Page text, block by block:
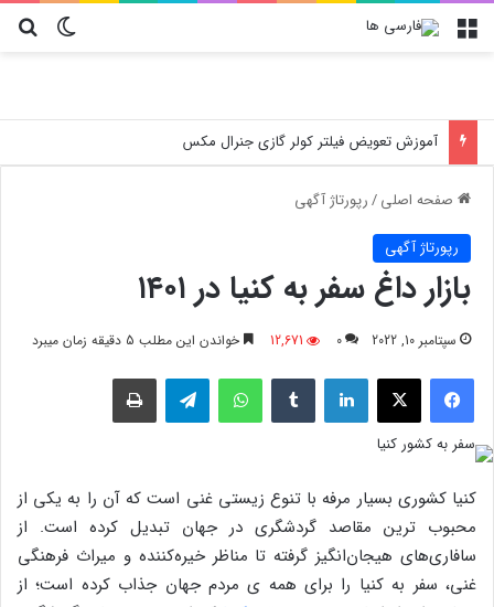
تغییر منو
آموزش تعویض فیلتر کولر گازی جنرال مکس
صفحه اصلی/رپورتاژ آگهی
رپورتاژ آگهی
بازار داغ سفر به کنیا در ۱۴۰۱
سپتامبر 10, 2022 0
12,671 خواندن این مطلب 5 دقیقه زمان میبرد
فیسبوک لینکدین واتس آپ
کنیا کشوری بسیار مرفه با تنوع زیستی غنی است که آن را به یکی از
محبوب ترین مقاصد گردشگری در جهان تبدیل کرده است. از
سافاری‌های هیجان‌انگیز گرفته تا مناظر خیره‌کننده و میراث فرهنگی
غنی، سفر به کنیا را برای همه ی مردم جهان جذاب کرده است؛ از